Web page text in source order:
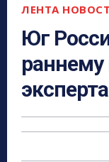
ЛЕНТА
Юг
раннему
эксперта